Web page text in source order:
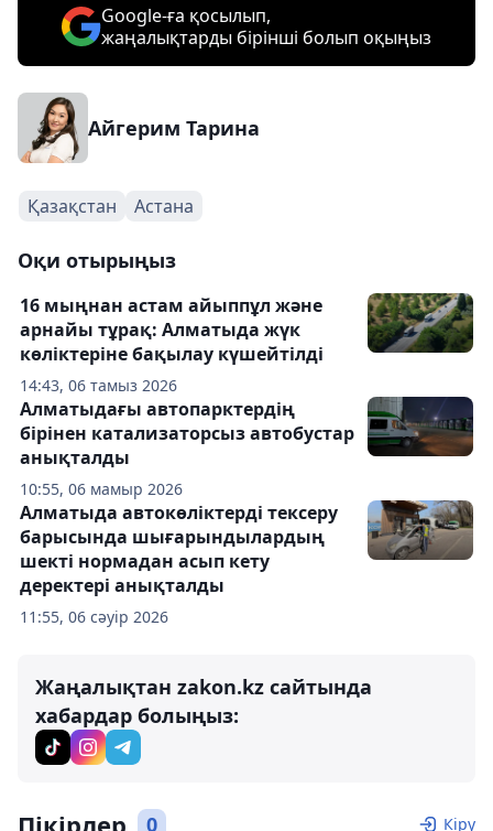
Google-ға қосылып,
жаңалықтарды бірінші болып оқыңыз
Айгерим Тарина
Қазақстан Астана
Оқи отырыңыз
14:43, 06 тамыз 2026
16 мыңнан астам айыппұл және
арнайы тұрақ: Алматыда жүк
көліктеріне бақылау күшейтілді
10:55, 06 мамыр 2026
Алматыдағы автопарктердің
бірінен катализаторсыз автобустар
анықталды
11:55, 06 сәуір 2026
Алматыда автокөліктерді тексеру
барысында шығарындылардың
шекті нормадан асып кету
деректері анықталды
Жаңалықтан zakon.kz сайтында
хабардар болыңыз:
Пікірлер 0 Кіру